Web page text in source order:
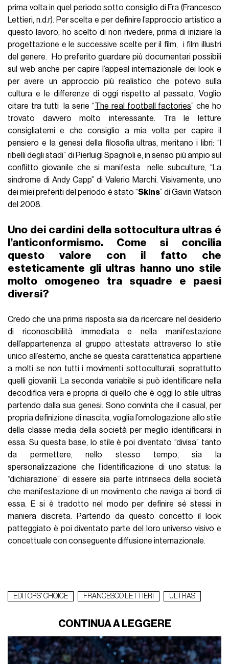
prima volta in quel periodo sotto consiglio di Fra (Francesco
Lettieri, n.d.r). Per scelta e per definire l’approccio artistico a
questo lavoro, ho scelto di non rivedere, prima di iniziare la
progettazione e le successive scelte per il film, i film illustri
del genere. Ho preferito guardare più documentari possibili
sul web anche per capire l’appeal internazionale dei look e
per avere un approccio più realistico che potevo sulla
cultura e le differenze di oggi rispetto al passato. Voglio
citare tra tutti la serie “The real football factories” che ho
trovato davvero molto interessante. Tra le letture
consigliatemi e che consiglio a mia volta per capire il
pensiero e la genesi della filosofia ultras, meritano i libri: “I
ribelli degli stadi” di Pierluigi Spagnoli e, in senso più ampio sul
conflitto giovanile che si manifesta nelle subculture, “La
sindrome di Andy Capp” di Valerio Marchi. Visivamente, uno
dei miei preferiti del periodo è stato “Skins” di Gavin Watson
del 2008.
Uno dei cardini della sottocultura ultras é
l’anticonformismo. Come si concilia
questo valore con il fatto che
esteticamente gli ultras hanno uno stile
molto omogeneo tra squadre e paesi
diversi?
Credo che una prima risposta sia da ricercare nel desiderio
di riconoscibilità immediata e nella manifestazione
dell’appartenenza al gruppo attestata attraverso lo stile
unico all’esterno, anche se questa caratteristica appartiene
a molti se non tutti i movimenti sottoculturali, soprattutto
quelli giovanili. La seconda variabile si può identificare nella
decodifica vera e propria di quello che è oggi lo stile ultras
partendo dalla sua genesi. Sono convinta che il casual, per
propria definizione di nascita, voglia l’omologazione allo stile
della classe media della società per meglio identificarsi in
essa. Su questa base, lo stile è poi diventato “divisa” tanto
da permettere, nello stesso tempo, sia la
spersonalizzazione che l’identificazione di uno status: la
“dichiarazione” di essere sia parte intrinseca della società
che manifestazione di un movimento che naviga ai bordi di
essa. E si è tradotto nel modo per definire sé stessi in
maniera discreta. Partendo da questo concetto il look
patteggiato è poi diventato parte del loro universo visivo e
concettuale con conseguente diffusione internazionale.
EDITORS' CHOICE FRANCESCO LETTIERI ULTRAS
CONTINUA A LEGGERE